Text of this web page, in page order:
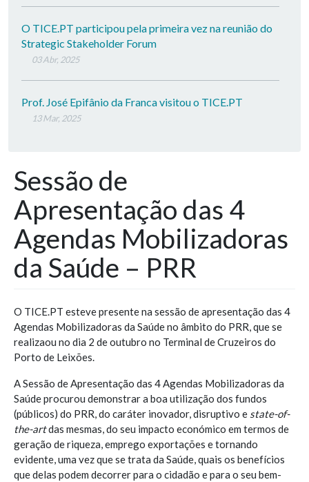
O TICE.PT participou pela primeira vez na reunião do
Strategic Stakeholder Forum
03 Abr, 2025
Prof. José Epifânio da Franca visitou o TICE.PT
13 Mar, 2025
Sessão de
Apresentação das 4
Agendas Mobilizadoras
da Saúde – PRR
O TICE.PT esteve presente na sessão de apresentação das 4
Agendas Mobilizadoras da Saúde no âmbito do PRR, que se
realizaou no dia 2 de outubro no Terminal de Cruzeiros do
Porto de Leixões.
A Sessão de Apresentação das 4 Agendas Mobilizadoras da
Saúde procurou demonstrar a boa utilização dos fundos
(públicos) do PRR, do caráter inovador, disruptivo e state-of-
the-artdas mesmas, do seu impacto económico em termos de
geração de riqueza, emprego exportações e tornando
evidente, uma vez que se trata da Saúde, quais os benefícios
que delas podem decorrer para o cidadão e para o seu bem-